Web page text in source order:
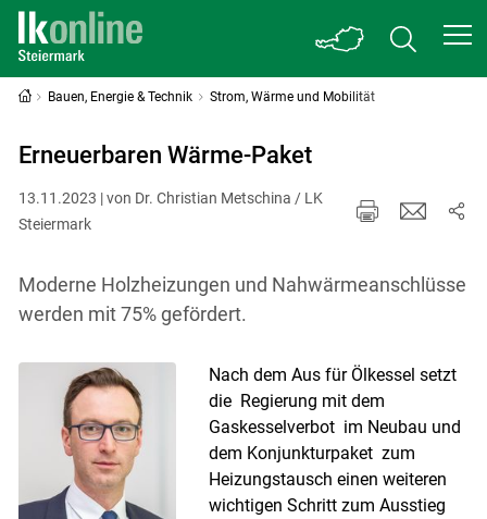
Bauen, Energie & Technik Strom, Wärme und Mobilität
Erneuerbaren Wärme-Paket
13.11.2023 | von Dr. Christian Metschina / LK
Steiermark
Moderne Holzheizungen und Nahwärmeanschlüsse
werden mit 75% gefördert.
Nach dem Aus für Ölkessel setzt
die Regierung mit dem
Gaskesselverbot im Neubau und
dem Konjunkturpaket zum
Heizungstausch einen weiteren
wichtigen Schritt zum Ausstieg